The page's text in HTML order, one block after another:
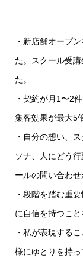
・新店舗オープ
た。スクール受
た。
・契約が月1〜2
集客効果が最大5
・自分の想い、
ソナ、人にどう
ールの問い合わせ
・段階を踏む重
に自信を持つこと
・私が表現する
様にゆとりを持っ